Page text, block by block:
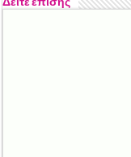
Δείτε επίσης